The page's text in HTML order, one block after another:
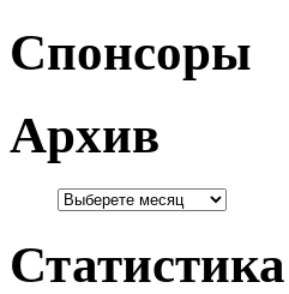
Спонсоры
Архив
Статистика